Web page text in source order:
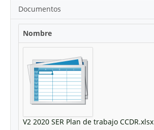
Documentos
Nombre
V2 2020 SER Plan de trabajo CCDR.xlsx